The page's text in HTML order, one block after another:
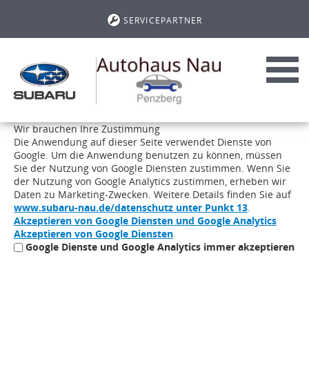
SERVICEPARTNER
Wir brauchen Ihre Zustimmung
Die Anwendung auf dieser Seite verwendet Dienste von
Google. Um die Anwendung benutzen zu können, müssen
Sie der Nutzung von Google Diensten zustimmen. Wenn Sie
der Nutzung von Google Analytics zustimmen, erheben wir
Daten zu Marketing-Zwecken. Weitere Details finden Sie auf
www.subaru-nau.de/datenschutz unter Punkt 13
Akzeptieren von Google Diensten und Google Analytics
Akzeptieren von Google Diensten
Google Dienste und Google Analytics immer akzeptieren